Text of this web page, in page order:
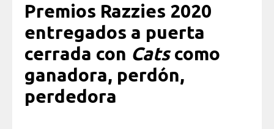
Premios Razzies 2020
entregados a puerta
cerrada con Catscomo
ganadora, perdón,
perdedora